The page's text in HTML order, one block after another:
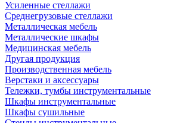
Усиленные стеллажи
Среднегрузовые стеллажи
Металлическая мебель
Металлические шкафы
Медицинская мебель
Другая продукция
Производственная мебель
Верстаки и аксессуары
Тележки, тумбы инструментальные
Шкафы инструментальные
Шкафы сушильные